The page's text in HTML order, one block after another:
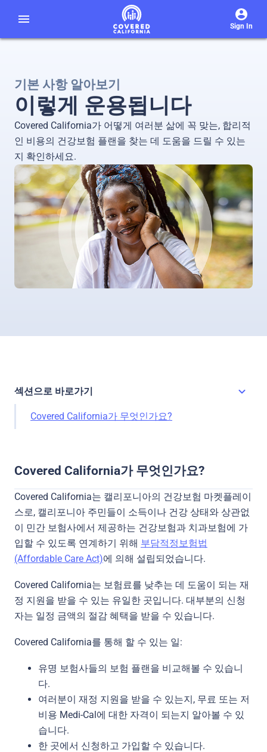
menu Sign In
기본 사항 알아보기
이렇게 운용됩니다
Covered California가 어떻게 여러분 삶에 꼭 맞는, 합리적
인 비용의 건강보험 플랜을 찾는 데 도움을 드릴 수 있는
지 확인하세요.
섹션으로 바로가기
Covered California가 무엇인가요?
Covered California가 무엇인가요?
Covered California는 캘리포니아의 건강보험 마켓플레이
스로, 캘리포니아 주민들이 소득이나 건강 상태와 상관없
이 민간 보험사에서 제공하는 건강보험과 치과보험에 가
입할 수 있도록 연계하기 위해 부담적정보험법
(Affordable Care Act)에 의해 설립되었습니다.
Covered California는 보험료를 낮추는 데 도움이 되는 재
정 지원을 받을 수 있는 유일한 곳입니다. 대부분의 신청
자는 일정 금액의 절감 혜택을 받을 수 있습니다.
Covered California를 통해 할 수 있는 일:
유명 보험사들의 보험 플랜을 비교해볼 수 있습니
다.
여러분이 재정 지원을 받을 수 있는지, 무료 또는 저
비용 Medi-Cal에 대한 자격이 되는지 알아볼 수 있
습니다.
한 곳에서 신청하고 가입할 수 있습니다.